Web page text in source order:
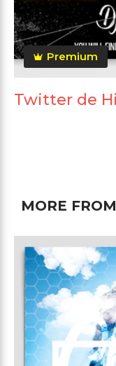
Premium
Twitter de
MORE